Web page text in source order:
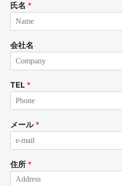
氏名 *
会社名
TEL *
メール *
住所 *